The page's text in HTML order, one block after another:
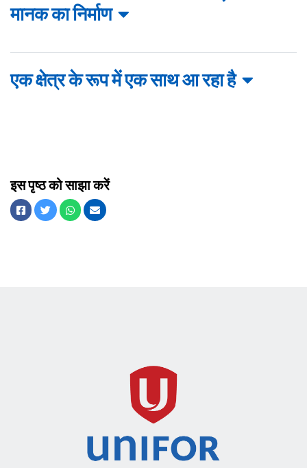
मानक का निर्माण
एक क्षेत्र के रूप में एक साथ आ रहा है
इस पृष्ठ को साझा करें
Facebook
चहचहानाWhatsApp
ईमेल